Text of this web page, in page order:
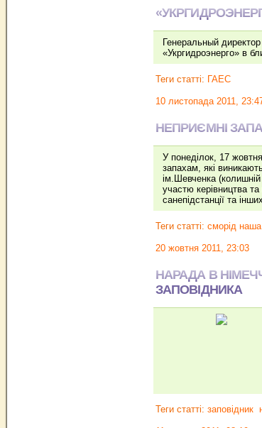
Генеральный
«Укргидроэнерго» в
Теги статті: ГАЕС
10 листопада 2011,
НЕПРИЄМНІ
У понеділок, 17
запахам, які
ім.Шевченка
участю керівництва та
санепідстанції та
Теги статті: сморід
20 жовтня 2011, 23:03
НАРАДА В
ЗАПОВІДНИКА
Теги статті: заповідник